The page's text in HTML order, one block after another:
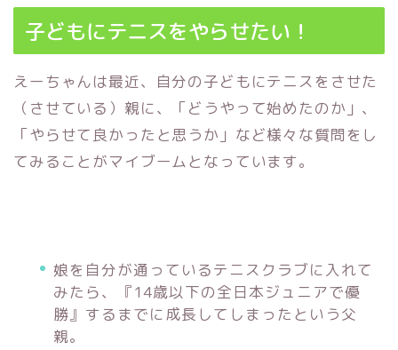
子どもにテニスをやらせたい！
えーちゃんは最近、自分の子どもにテニスをさせた
（させている）親に、「どうやって始めたのか」、
「やらせて良かったと思うか」など様々な質問をし
てみることがマイブームとなっています。
娘を自分が通っているテニスクラブに入れて
みたら、『14歳以下の全日本ジュニアで優
勝』するまでに成長してしまったという父
親。